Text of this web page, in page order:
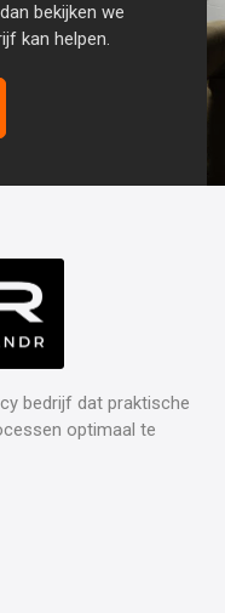
bekijken we
kan helpen.
bedrijf dat praktische
optimaal te